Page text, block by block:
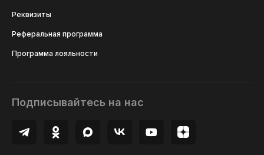
Реквизиты
Реферальная программа
Программа лояльности
Подписывайтесь на нас